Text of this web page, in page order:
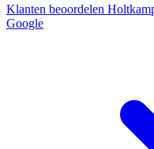
Klanten beoordelen
Google